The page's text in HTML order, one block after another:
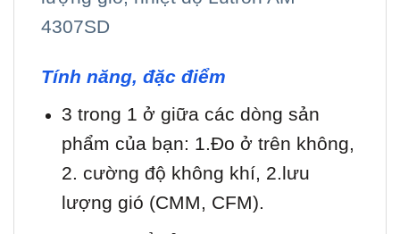
4307SD
Tính năng, đặc điểm
3 trong 1 ở giữa các dòng sản
phẩm của bạn: 1.Đo ở trên không,
2. cường độ không khí, 2.lưu
lượng gió (CMM, CFM).